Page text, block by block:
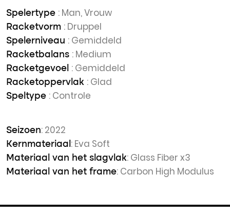
Spelertype : Man, Vrouw
Racketvorm : Druppel
Spelerniveau : Gemiddeld
Racketbalans : Medium
Racketgevoel : Gemiddeld
Racketoppervlak : Glad
Speltype : Controle
Seizoen: 2022
Kernmateriaal : Eva Soft
Materiaal van het slagvlak: Glass Fiber x3
Materiaal van het frame: Carbon High Modulus